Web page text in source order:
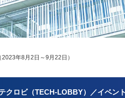
年8月2日～9月22日）
クロビ（TECH-LOBBY）／イベント